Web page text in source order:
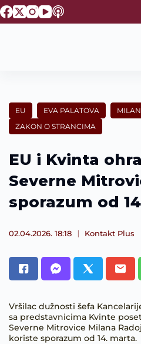
S
k
n
EU EVA PALATOVA
ZAKON O STRANCIMA
EU i Kvinta
Severne
sporazum od
02.04.2026. 18:18 Kontakt Plus
Vršilac dužnosti šefa
sa predstavnicima Kvinte
Severne Mitrovice Milana
koriste sporazum od 14. marta.